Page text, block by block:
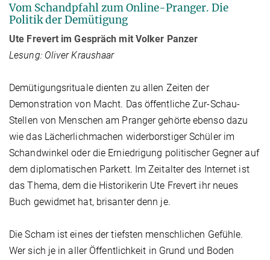
Vom Schandpfahl zum Online-Pranger. Die
Politik der Demütigung
Ute Frevert im Gespräch mit Volker Panzer
Lesung: Oliver Kraushaar
Demütigungsrituale dienten zu allen Zeiten der
Demonstration von Macht. Das öffentliche Zur-Schau-
Stellen von Menschen am Pranger gehörte ebenso dazu
wie das Lächerlichmachen widerborstiger Schüler im
Schandwinkel oder die Erniedrigung politischer Gegner auf
dem diplomatischen Parkett. Im Zeitalter des Internet ist
das Thema, dem die Historikerin Ute Frevert ihr neues
Buch gewidmet hat, brisanter denn je.
Die Scham ist eines der tiefsten menschlichen Gefühle.
Wer sich je in aller Öffentlichkeit in Grund und Boden